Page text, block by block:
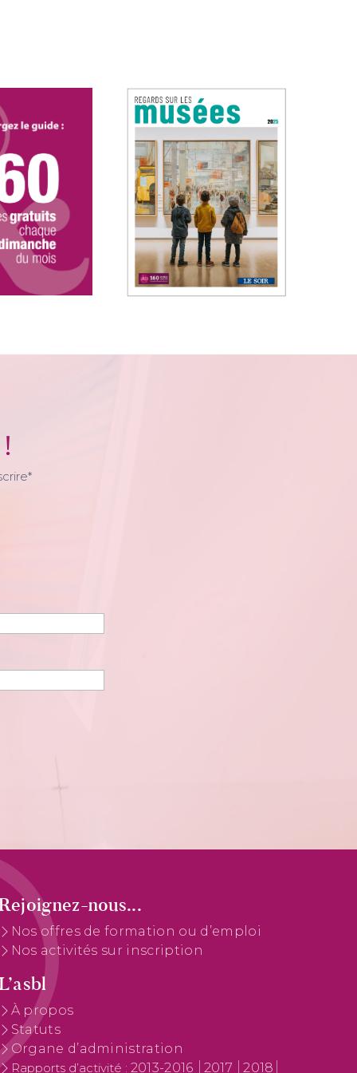
nous...
Nos offres de formation ou d’emploi
Nos activités sur inscription
À propos
Statuts
Organe d’administration
Rapports d’activité : 2013-2016 2017 2018